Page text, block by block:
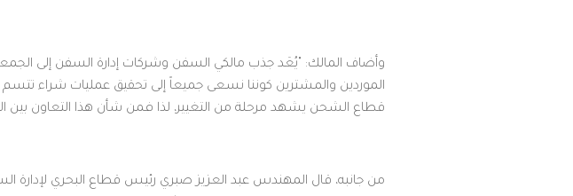
وأضاف المالك: "يُعَد جذب مالكي السفن وشركات إدارة السفن إلى
الموردين والمشترين كوننا نسعى جميعاً إلى تحقيق عمليات شراء تتسم
قطاع الشحن يشهد مرحلة من التغيير، لذا فمن شأن هذا التعاون بين